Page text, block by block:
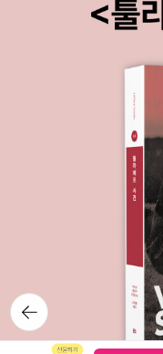
받는 고유한 감동은 대
here. I know there's
machine to leave a
te a bit more time
reer. So let me ask
eatre mean nothing at
ctronically or digitally
sted? If so, then the
this: If a tree falls in
d it on their goddamn
o understand that a
a comedy show is
theatre business? Or
archives?' (Lepage,
9-03)상쾌한 공기 한 숨
다고 생각하는 무책임한
득만 생각하고 자연이 파
에 대해서는 막연하기만
거기에 구체적인 사례와
이 책은 '자연에서 어느
려온다.'고 말한 존 뮤어의
수리, 땅벌, 박새에게 눈
과 자연과 경제를 바라보
뒤로가
기